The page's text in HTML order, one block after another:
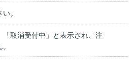
。
「取消受付中」と表示され、注